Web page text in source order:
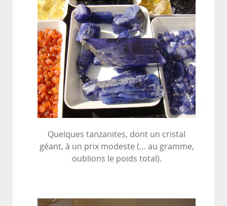
Quelques tanzanites, dont un cristal
géant, à un prix modeste (… au gramme,
oublions le poids total).